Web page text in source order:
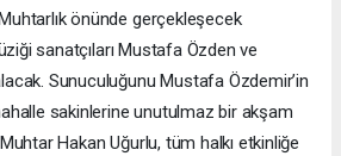
önünde gerçekleşecek
sanatçıları Mustafa Özden ve
Sunuculuğunu Mustafa Özdemir’in
sakinlerine unutulmaz bir akşam
Hakan Uğurlu, tüm halkı etkinliğe